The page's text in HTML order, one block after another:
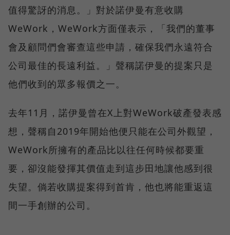
值得驚訝的消息。」對於諾伊曼有意收購
WeWork，WeWork方面僅表示，「我們的董事
會及顧問們會審查這些申請，確保我們永遠符合
公司最佳的長遠利益。」聲稱諾伊曼的提案只是
他們收到的眾多報價之一。
去年11月，諾伊曼曾在X上對WeWork破產發表感
想，聲稱自2019年開始他便只能在公司外觀望，
WeWork所擁有的產品比以往任何時候都要重
要，卻沒能發揮其價值走到這步田地讓他感到很
失望。倘若收購提案得到首肯，他也將能重返這
間一手創辦的公司。